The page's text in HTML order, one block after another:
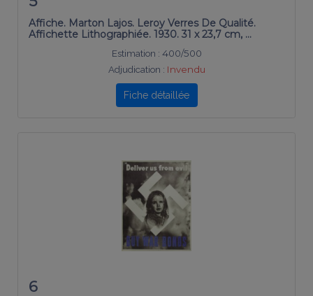
Affiche. Marton Lajos. Leroy Verres De Qualité.
Affichette Lithographiée. 1930. 31 x 23,7 cm, …
Estimation : 400/500
Adjudication : Invendu
Fiche détaillée
6